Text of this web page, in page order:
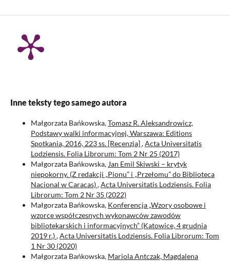
Inne teksty tego samego autora
Małgorzata Bańkowska,Tomasz R. Aleksandrowicz,
Podstawy walki informacyjnej, Warszawa: Editions
Spotkania, 2016, 223 ss. [Recenzja],Acta Universitatis
Lodziensis. Folia Librorum: Tom 2 Nr 25 (2017)
Małgorzata Bańkowska, Jan Emil Skiwski – krytyk
niepokorny. (Z redakcji „Pionu” i „Przełomu” do Biblioteca
Nacional w Caracas),Acta Universitatis Lodziensis. Folia
Librorum: Tom 2 Nr 35 (2022)
Małgorzata Bańkowska, Konferencja „Wzory osobowe i
wzorce współczesnych wykonawców zawodów
bibliotekarskich i informacyjnych” (Katowice, 4 grudnia
2019 r.),Acta Universitatis Lodziensis. Folia Librorum: Tom
1 Nr 30 (2020)
Małgorzata Bańkowska, Mariola Antczak, Magdalena